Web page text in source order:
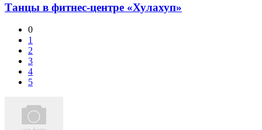
Танцы в фитнес-центре «Хулахуп»
0
1
2
3
4
5